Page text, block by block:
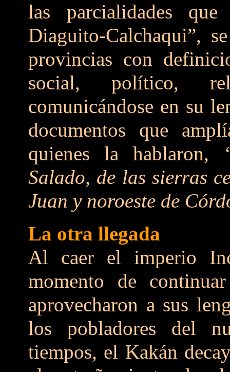
las parcialidades
Diaguito-Calchaqui”,
provincias con
social, político,
comunicándose en su
documentos que
quienes la hablaron,
Salado, de las sierras
Juan y noroeste de
La otra llegada
Al caer el imperio
momento de
aprovecharon a sus
los pobladores del
tiempos, el Kakán